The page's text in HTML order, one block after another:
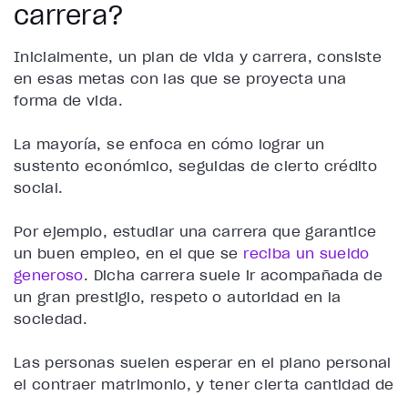
carrera?
Inicialmente, un plan de vida y carrera, consiste
en esas metas con las que se proyecta una
forma de vida.
La mayoría, se enfoca en cómo lograr un
sustento económico, seguidas de cierto crédito
social.
Por ejemplo, estudiar una carrera que garantice
un buen empleo, en el que se reciba un sueldo
generoso. Dicha carrera suele ir acompañada de
un gran prestigio, respeto o autoridad en la
sociedad.
Las personas suelen esperar en el plano personal
el contraer matrimonio, y tener cierta cantidad de